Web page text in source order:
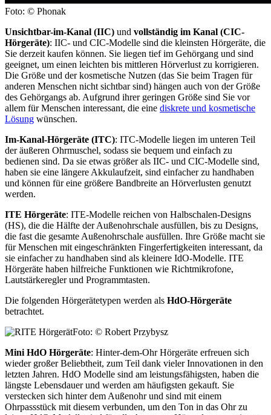
Foto: © Phonak
Unsichtbar-im-Kanal (IIC) und vollständig im Kanal (CIC-
Hörgeräte): IIC- und CIC-Modelle sind die kleinsten Hörgeräte, die
Sie derzeit kaufen können. Sie liegen tief im Gehörgang und sind
geeignet, um einen leichten bis mittleren Hörverlust zu korrigieren.
Die Größe und der kosmetische Nutzen (das Sie beim Tragen für
anderen Menschen nicht sichtbar sind) hängen auch von der Größe
des Gehörgangs ab. Aufgrund ihrer geringen Größe sind Sie vor
allem für Menschen interessant, die eine diskrete und kosmetische
Lösung wünschen.
Im-Kanal-Hörgeräte (ITC): ITC-Modelle liegen im unteren Teil
der äußeren Ohrmuschel, sodass sie bequem und einfach zu
bedienen sind. Da sie etwas größer als IIC- und CIC-Modelle sind,
haben sie eine längere Akkulaufzeit, sind einfacher zu handhaben
und können für eine größere Bandbreite an Hörverlusten genutzt
werden.
ITE Hörgeräte: ITE-Modelle reichen von Halbschalen-Designs
(HS), die die Hälfte der Außenohrschale ausfüllen, bis zu Designs,
die fast die gesamte Außenohrschale ausfüllen. Ihre Größe macht sie
für Menschen mit eingeschränkten Fingerfertigkeiten interessant, da
sie einfacher zu handhaben sind als kleinere IdO-Modelle. ITE
Hörgeräte haben hilfreiche Funktionen wie Richtmikrofone,
Lautstärkeregler und Programmtasten.
Die folgenden Hörgerätetypen werden als HdO-Hörgeräte
betrachtet.
Foto: © Robert Przybysz
Mini HdO Hörgeräte: Hinter-dem-Ohr Hörgeräte erfreuen sich
wieder großer Beliebtheit, zum Teil dank vieler Innovationen in den
letzten Jahren. HdO Modelle sind am leistungsfähigsten, haben die
längste Lebensdauer und werden am häufigsten gekauft. Sie
verstecken sich hinter dem Außenohr und sind mit einem
Ohrpassstück mit diesem verbunden, um den Ton in das Ohr zu